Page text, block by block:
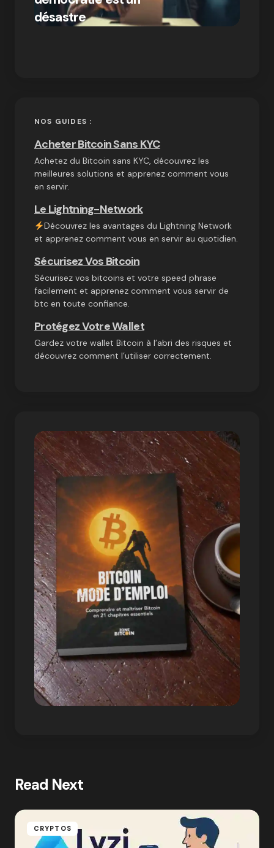
désastre
par Ines Aissani
on 03/10/2024
NOS GUIDES :
Acheter Bitcoin Sans KYC
Achetez du Bitcoin sans KYC, découvrez les
meilleures solutions et apprenez comment vous
en servir.
Le Lightning-Network
Découvrez les avantages du Lightning Network
et apprenez comment vous en servir au quotidien.
Sécurisez Vos Bitcoin
Sécurisez vos bitcoins et votre speed phrase
facilement et apprenez comment vous servir de
btc en toute confiance.
Protégez Votre Wallet
Gardez votre wallet Bitcoin à l’abri des risques et
découvrez comment l’utiliser correctement.
Read Next
CRYPTOS